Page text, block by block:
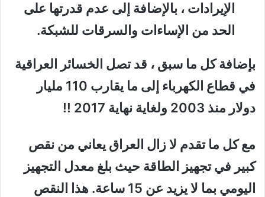
الإيرادات ، بالإضافة إلى عدم قدرتها على
الحد من الإساءات والسرقات للشبكة.
بإضافة كل ما سبق ، قد تصل الخسائر العراقية
في قطاع الكهرباء إلى ما يقارب 110 مليار
دولار منذ 2003 ولغاية نهاية 2017
!!
مع كل ما تقدم لا زال العراق يعاني من نقص
كبير في تجهيز الطاقة حيث بلغ معدل التجهيز
اليومي بما لا يزيد عن 15 ساعة. هذا النقص